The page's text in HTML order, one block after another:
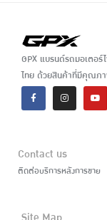
GPX แบรนด์รถมอเตอ
ไทย ด้วยสินค้าที่มีคุณภา
Contact us
ติดต่อบริการหลังการขาย